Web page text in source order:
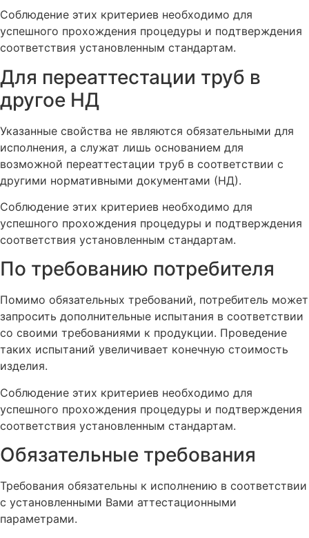
Соблюдение этих критериев необходимо для
успешного прохождения процедуры и подтверждения
соответствия установленным стандартам.
Для переаттестации труб в
другое НД
Указанные свойства не являются обязательными для
исполнения, а служат лишь основанием для
возможной переаттестации труб в соответствии с
другими нормативными документами (НД).
Соблюдение этих критериев необходимо для
успешного прохождения процедуры и подтверждения
соответствия установленным стандартам.
По требованию потребителя
Помимо обязательных требований, потребитель может
запросить дополнительные испытания в соответствии
со своими требованиями к продукции. Проведение
таких испытаний увеличивает конечную стоимость
изделия.
Соблюдение этих критериев необходимо для
успешного прохождения процедуры и подтверждения
соответствия установленным стандартам.
Обязательные требования
Требования обязательны к исполнению в соответствии
с установленными Вами аттестационными
параметрами.